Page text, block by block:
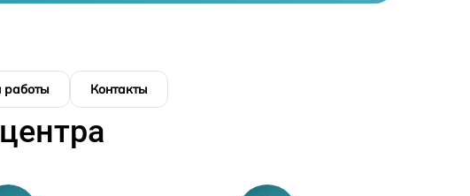
Контакты